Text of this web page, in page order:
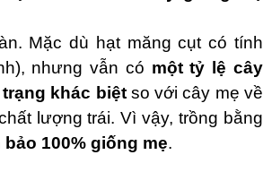
Mặc dù hạt măng cụt có tính
nhưng vẫn có một tỷ lệ cây
khác biệtso với cây mẹ về
lượng trái. Vì vậy, trồng bằng
bảo 100% giống mẹ.